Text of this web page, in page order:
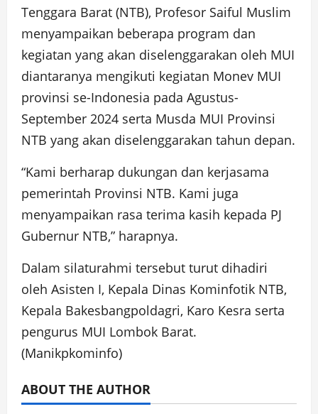
Tenggara Barat (NTB), Profesor Saiful Muslim
menyampaikan beberapa program dan
kegiatan yang akan diselenggarakan oleh MUI
diantaranya mengikuti kegiatan Monev MUI
provinsi se-Indonesia pada Agustus-
September 2024 serta Musda MUI Provinsi
NTB yang akan diselenggarakan tahun depan.
“Kami berharap dukungan dan kerjasama
pemerintah Provinsi NTB. Kami juga
menyampaikan rasa terima kasih kepada PJ
Gubernur NTB,” harapnya.
Dalam silaturahmi tersebut turut dihadiri
oleh Asisten I, Kepala Dinas Kominfotik NTB,
Kepala Bakesbangpoldagri, Karo Kesra serta
pengurus MUI Lombok Barat.
(Manikpkominfo)
ABOUT THE AUTHOR